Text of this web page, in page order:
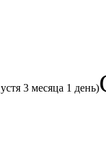
3 месяца 1 день)